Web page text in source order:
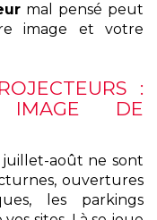
mal pensé peut
image et votre
:
IMAGE DE
juillet-août ne sont
ouvertures
les parkings